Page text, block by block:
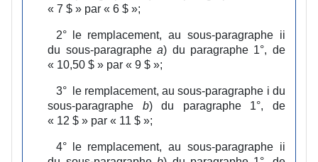
« 7 $ » par « 6 $ »;
2° le remplacement, au sous‑paragraphe ii
du sous‑paragraphea) du paragraphe 1°, de
« 10,50 $ » par « 9 $ »;
3° le remplacement, au sous‑paragraphe i du
sous‑paragraphe b) du paragraphe 1°, de
« 12 $ » par « 11 $ »;
4° le remplacement, au sous‑paragraphe ii